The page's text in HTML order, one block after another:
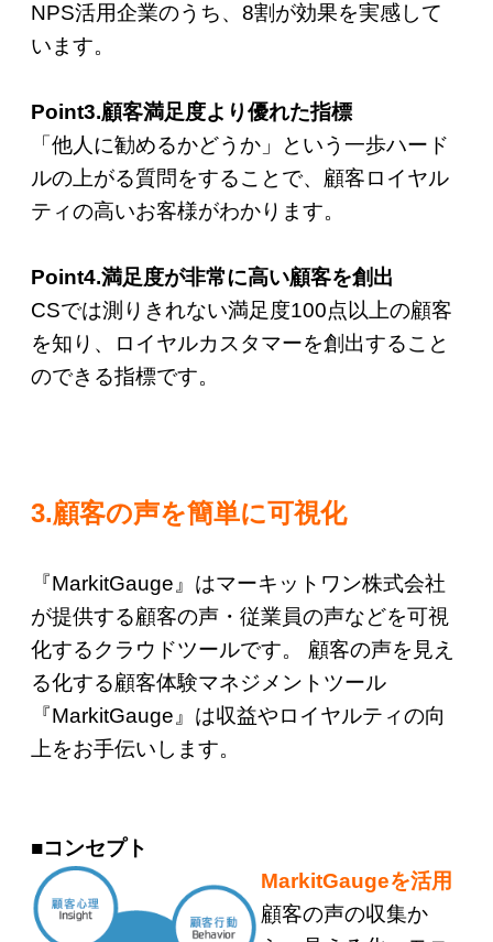
NPS活用企業のうち、8割が効果を実感して
います。
Point3.顧客満足度より優れた指標
「他人に勧めるかどうか」という一歩ハード
ルの上がる質問をすることで、顧客ロイヤル
ティの高いお客様がわかります。
Point4.満足度が非常に高い顧客を創出
CSでは測りきれない満足度100点以上の顧客
を知り、ロイヤルカスタマーを創出すること
のできる指標です。
3.顧客の声を簡単に可視化
『MarkitGauge』はマーキットワン株式会社
が提供する顧客の声・従業員の声などを可視
化するクラウドツールです。 顧客の声を見え
る化する顧客体験マネジメントツール
『MarkitGauge』は収益やロイヤルティの向
上をお手伝いします。
■コンセプト
MarkitGaugeを活用
顧客の声の収集か